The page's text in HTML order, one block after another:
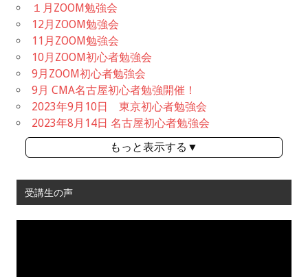
１月ZOOM勉強会
12月ZOOM勉強会
11月ZOOM勉強会
10月ZOOM初心者勉強会
9月ZOOM初心者勉強会
9月 CMA名古屋初心者勉強開催！
2023年9月10日 東京初心者勉強会
2023年8月14日 名古屋初心者勉強会
もっと表示する▼
受講生の声